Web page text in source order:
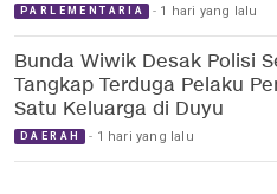
PARLEMENTARIA 1 hari yang lalu
Bunda Wiwik Desak Polisi
Tangkap Terduga Pelaku
Satu Keluarga di Duyu
DAERAH 1 hari yang lalu